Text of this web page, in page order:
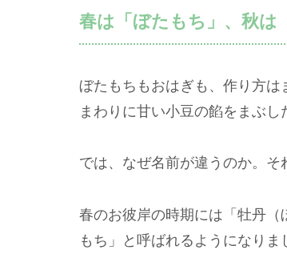
春は「ぼたもち」、秋は
ぼたもちもおはぎも、作り方は
まわりに甘い小豆の餡をまぶし
では、なぜ名前が違うのか。そ
春のお彼岸の時期には「牡丹
もち」と呼ばれるようになり